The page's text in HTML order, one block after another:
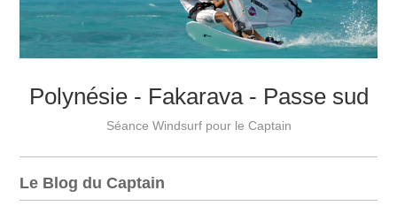
Plus
Polynésie - Fakarava - Passe sud
Séance Windsurf pour le Captain
Le Blog du Captain